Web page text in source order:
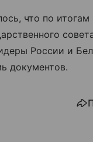
что по итогам
России и
документов.